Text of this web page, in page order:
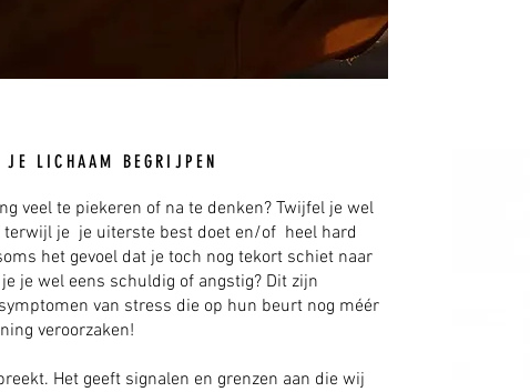
LICHAAM BEGRIJPEN
veel te piekeren of na te denken? Twijfel je wel
terwijl je je uiterste best doet en/of heel hard
het gevoel dat je toch nog tekort schiet naar
je wel eens schuldig of angstig? Dit zijn
van stress die op hun beurt nog méér
veroorzaken!
Het geeft signalen en grenzen aan die wij